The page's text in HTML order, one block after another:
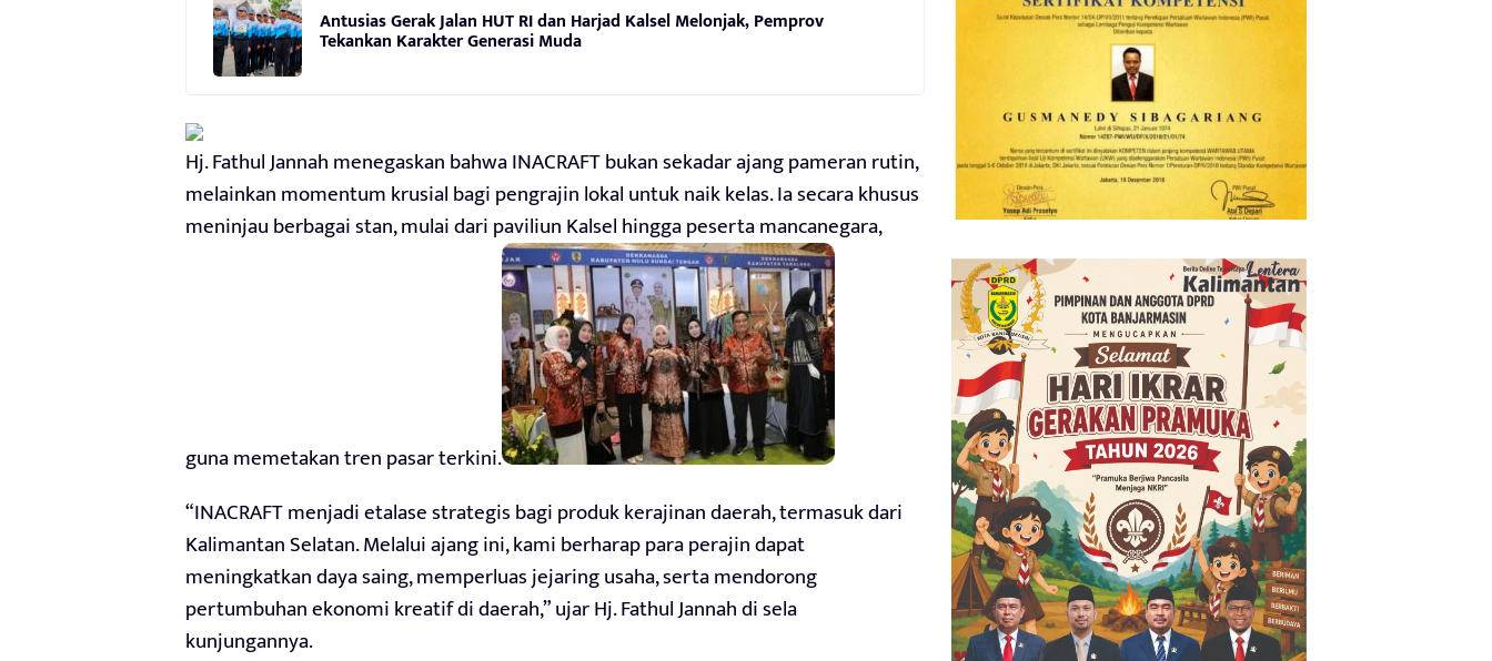
Antusias Gerak Jalan HUT RI dan Harjad Kalsel Melonjak, Pemprov
Tekankan Karakter Generasi Muda
Hj. Fathul Jannah menegaskan bahwa INACRAFT bukan sekadar ajang pameran rutin,
melainkan momentum krusial bagi pengrajin lokal untuk naik kelas. Ia secara khusus
meninjau berbagai stan, mulai dari paviliun Kalsel hingga peserta mancanegara,
guna memetakan tren pasar terkini.
“INACRAFT menjadi etalase strategis bagi produk kerajinan daerah, termasuk dari
Kalimantan Selatan. Melalui ajang ini, kami berharap para perajin dapat
meningkatkan daya saing, memperluas jejaring usaha, serta mendorong
pertumbuhan ekonomi kreatif di daerah,” ujar Hj. Fathul Jannah di sela
kunjungannya.